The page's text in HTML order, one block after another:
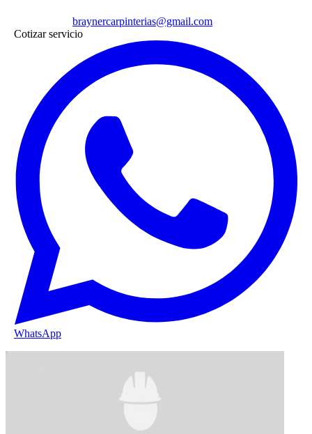
braynercarpinterias@gmail.com
Cotizar servicio
WhatsApp